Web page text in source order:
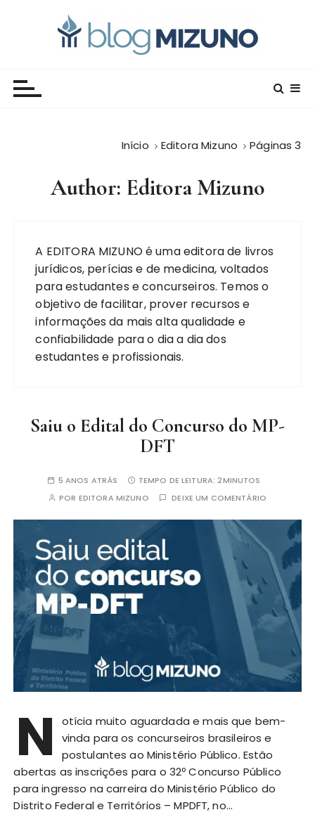
Início Editora Mizuno Páginas 3
Author: Editora Mizuno
A EDITORA MIZUNO é uma editora de livros
jurídicos, perícias e de medicina, voltados
para estudantes e concurseiros. Temos o
objetivo de facilitar, prover recursos e
informações da mais alta qualidade e
confiabilidade para o dia a dia dos
estudantes e profissionais.
Saiu o Edital do Concurso do MP-
DFT
5 ANOS ATRÁS TEMPO DE LEITURA:2MINUTOS
POR EDITORA MIZUNO DEIXE UM COMENTÁRIO
N
otícia muito aguardada e mais que bem-
vinda para os concurseiros brasileiros e
postulantes ao Ministério Público. Estão
abertas as inscrições para o 32º Concurso Público
para ingresso na carreira do Ministério Público do
Distrito Federal e Territórios – MPDFT, no…